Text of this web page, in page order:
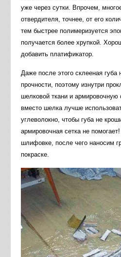
уже через сутки. Впрочем,
отвердителя, точнее, от его
тем быстрее полимеризуется
получается более хрупкой.
добавить платификатор.
Даже после этого склееная губа
прочности, поэтому изнутри
шелковой ткани и армировочную
вместо шелка лучше
углеволокно, чтобы губа не
армировочная сетка не
шлифовке, после чего наносим
покраске.